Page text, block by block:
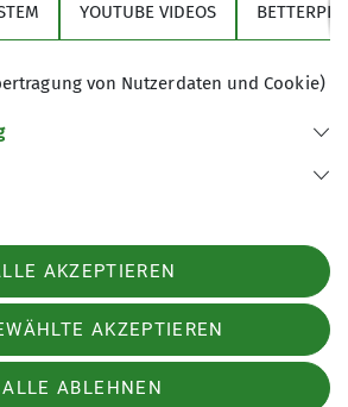
wir uns von Rinnen aus auf
lockerten auf und die frisch
hat uns alle begeistert.
uns auf eine tolle Abfahrt
auch genießen konnten.
YOUTUBE VIDEOS
von Nutzerdaten und Cookie)
AKZEPTIEREN
AKZEPTIEREN
ALLE ABLEHNEN